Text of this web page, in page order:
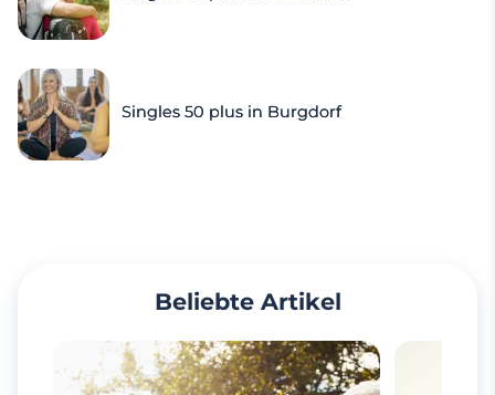
Singles 50 plus in Burgdorf
Beliebte Artikel